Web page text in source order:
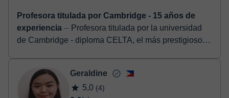
Profesora titulada por Cambridge - 15 años de
experiencia ⏤ Profesora titulada por la universidad
de Cambridge - diploma CELTA, el más prestigioso -,
Geraldine
5,0 (4)